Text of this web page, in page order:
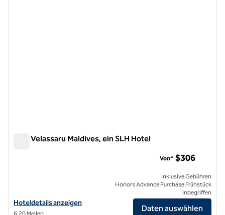
Niva Velassaru Maldives, ein SLH Hotel
Hoteldetails für Niva Velassaru Maldives, a SLH Hotel anzeigen
Hoteldetails anzeigen
6,20 Meilen
Von* $306
Inklusive Gebühren
Honors Advance Purchase Frühstück
inbegriffen
Daten auswählen